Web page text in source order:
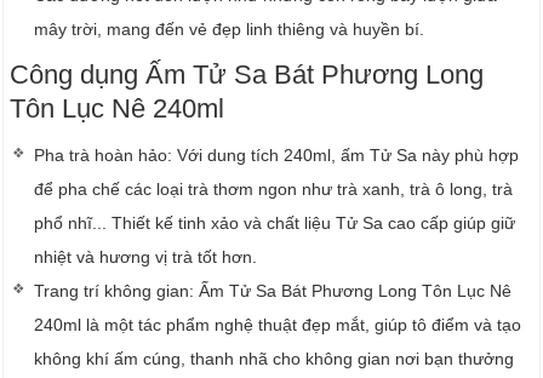
mây trời, mang đến vẻ đẹp linh thiêng và huyền bí.
Công dụng Ấm Tử Sa Bát Phương Long
Tôn Lục Nê 240ml
Pha trà hoàn hảo: Với dung tích 240ml, ấm Tử Sa này phù hợp
để pha chế các loại trà thơm ngon như trà xanh, trà ô long, trà
phổ nhĩ... Thiết kế tinh xảo và chất liệu Tử Sa cao cấp giúp giữ
nhiệt và hương vị trà tốt hơn.
Trang trí không gian: Ấm Tử Sa Bát Phương Long Tôn Lục Nê
240ml là một tác phẩm nghệ thuật đẹp mắt, giúp tô điểm và tạo
không khí ấm cúng, thanh nhã cho không gian nơi bạn thưởng